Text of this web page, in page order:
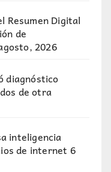
Resumen Digital
de
2026
diagnóstico
de otra
inteligencia
de internet 6